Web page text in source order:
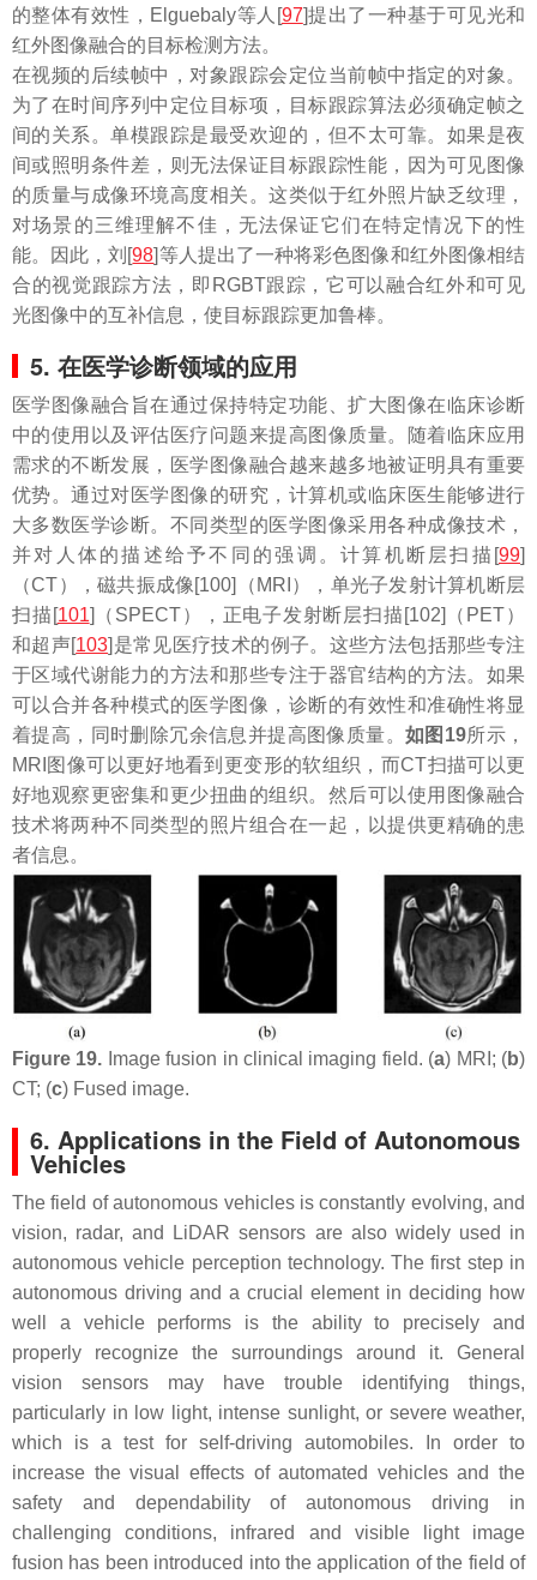
的整体有效性，Elguebaly等人[97]提出了一种基于可见光和
红外图像融合的目标检测方法。
在视频的后续帧中，对象跟踪会定位当前帧中指定的对象。
为了在时间序列中定位目标项，目标跟踪算法必须确定帧之
间的关系。单模跟踪是最受欢迎的，但不太可靠。如果是夜
间或照明条件差，则无法保证目标跟踪性能，因为可见图像
的质量与成像环境高度相关。这类似于红外照片缺乏纹理，
对场景的三维理解不佳，无法保证它们在特定情况下的性
能。因此，刘[98]等人提出了一种将彩色图像和红外图像相结
合的视觉跟踪方法，即RGBT跟踪，它可以融合红外和可见
光图像中的互补信息，使目标跟踪更加鲁棒。
5. 在医学诊断领域的应用
医学图像融合旨在通过保持特定功能、扩大图像在临床诊断
中的使用以及评估医疗问题来提高图像质量。随着临床应用
需求的不断发展，医学图像融合越来越多地被证明具有重要
优势。通过对医学图像的研究，计算机或临床医生能够进行
大多数医学诊断。不同类型的医学图像采用各种成像技术，
并对人体的描述给予不同的强调。计算机断层扫描[99]
（CT），磁共振成像[100]（MRI），单光子发射计算机断层
扫描[101]（SPECT），正电子发射断层扫描[102]（PET）
和超声[103]是常见医疗技术的例子。这些方法包括那些专注
于区域代谢能力的方法和那些专注于器官结构的方法。如果
可以合并各种模式的医学图像，诊断的有效性和准确性将显
着提高，同时删除冗余信息并提高图像质量。 如图19所示，
MRI图像可以更好地看到更变形的软组织，而CT扫描可以更
好地观察更密集和更少扭曲的组织。然后可以使用图像融合
技术将两种不同类型的照片组合在一起，以提供更精确的患
者信息。
Figure 19. Image fusion in clinical imaging field. (a) MRI; (b)
CT; (c) Fused image.
6. Applications in the Field of Autonomous
Vehicles
The field of autonomous vehicles is constantly evolving, and
vision, radar, and LiDAR sensors are also widely used in
autonomous vehicle perception technology. The first step in
autonomous driving and a crucial element in deciding how
well a vehicle performs is the ability to precisely and
properly recognize the surroundings around it. General
vision sensors may have trouble identifying things,
particularly in low light, intense sunlight, or severe weather,
which is a test for self-driving automobiles. In order to
increase the visual effects of automated vehicles and the
safety and dependability of autonomous driving in
challenging conditions, infrared and visible light image
fusion has been introduced into the application of the field of